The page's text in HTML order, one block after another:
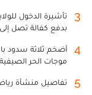
3
بدفع كفالة تصل إلى 20 ألف دولار
4
أضخم ثلاثة سدود
موجات الحر
5 تفاصيل منشأة